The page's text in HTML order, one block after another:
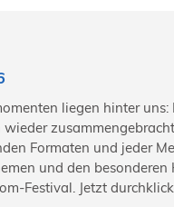
liegen hinter
Formaten und jeder
und den
Festival. Jetzt